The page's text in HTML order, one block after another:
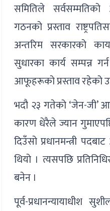
समितिले
गठनको प्रस्ताव
अन्तरिम सरकारको
सुधारका कार्य सम्पन्न
आफूहरूको प्रस्ताव रहेको
भदौ २३ गतेको ‘जेन-जी’
कारण धेरैले ज्यान
दिउँसो प्रधानमन्त्री
थियो । त्यसपछि
बनेन ।
पूर्व-प्रधानन्यायाधीश